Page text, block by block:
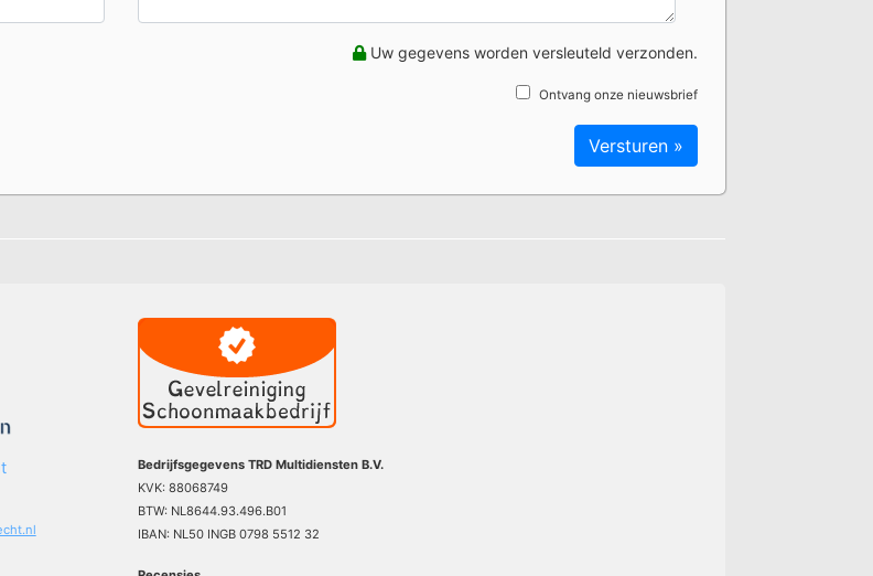
Uw gegevens worden versleuteld verzonden.
Ontvang onze nieuwsbrief
Bedrijfsgegevens TRD Multidiensten B.V.
KVK: 88068749
BTW: NL8644.93.496.B01
IBAN: NL50 INGB 0798 5512 32